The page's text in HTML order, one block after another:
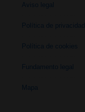
Aviso legal
Política de privacidad
Política de cookies
Fundamento legal
Mapa